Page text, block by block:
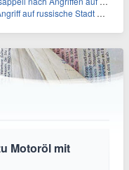
auf russische Stadt Belgorod
Motoröl mit